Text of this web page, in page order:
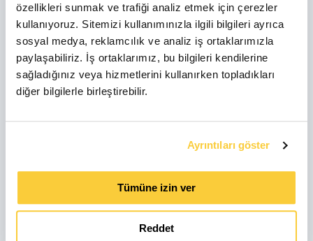
özellikleri sunmak ve trafiği analiz etmek için çerezler
kullanıyoruz. Sitemizi kullanımınızla ilgili bilgileri ayrıca
sosyal medya, reklamcılık ve analiz iş ortaklarımızla
paylaşabiliriz. İş ortaklarımız, bu bilgileri kendilerine
sağladığınız veya hizmetlerini kullanırken topladıkları
diğer bilgilerle birleştirebilir.
Ayrıntıları göster
Tümüne izin ver
Reddet
France
Italia